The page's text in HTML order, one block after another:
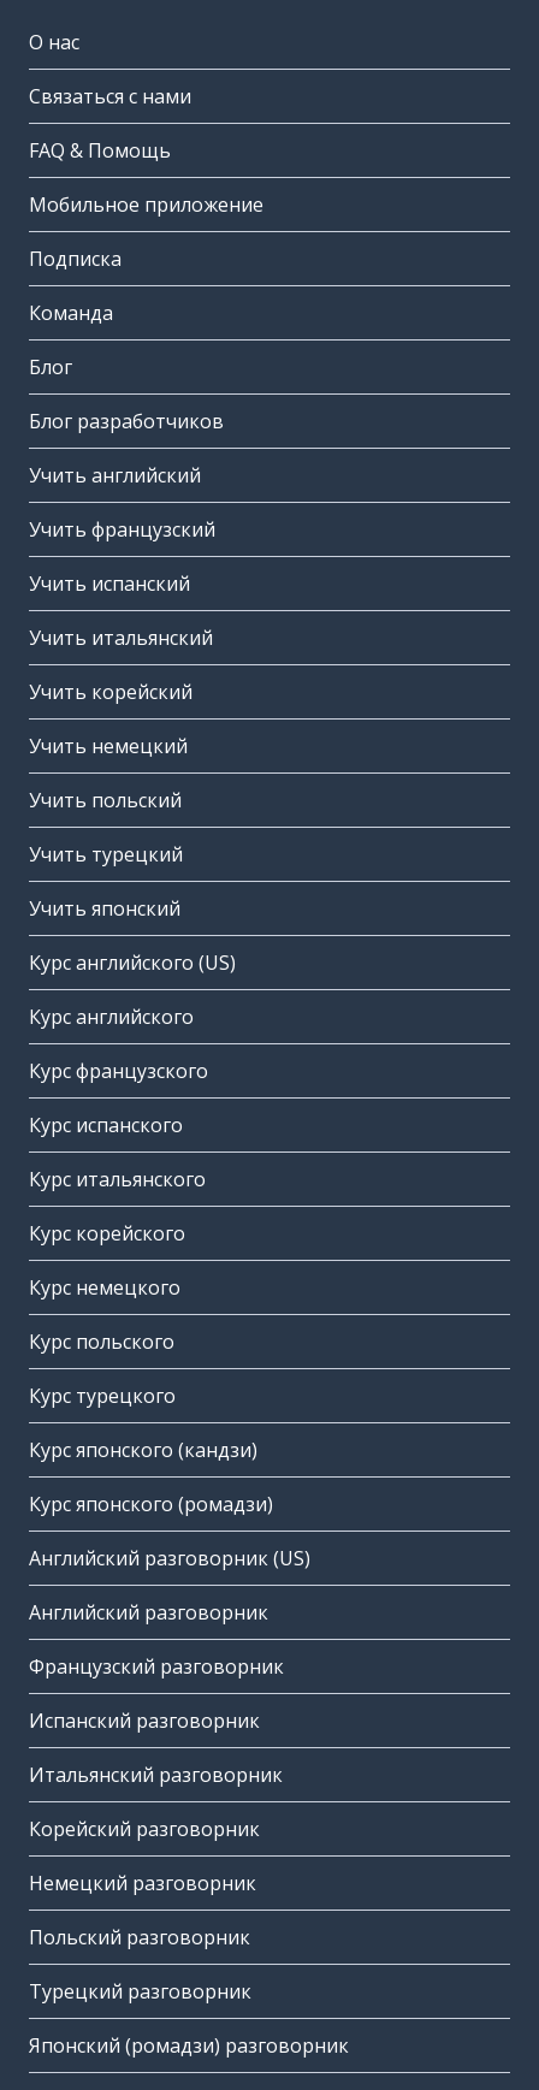
О нас
Связаться с нами
FAQ & Помощь
Мобильное приложение
Подписка
Команда
Блог
Блог разработчиков
Учить английский
Учить французский
Учить испанский
Учить итальянский
Учить корейский
Учить немецкий
Учить польский
Учить турецкий
Учить японский
Курс английского (US)
Курс английского
Курс французского
Курс испанского
Курс итальянского
Курс корейского
Курс немецкого
Курс польского
Курс турецкого
Курс японского (кандзи)
Курс японского (ромадзи)
Английский разговорник (US)
Английский разговорник
Французский разговорник
Испанский разговорник
Итальянский разговорник
Корейский разговорник
Немецкий разговорник
Польский разговорник
Турецкий разговорник
Японский (ромадзи) разговорник